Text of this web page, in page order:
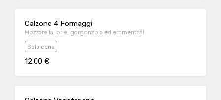
Calzone 4 Formaggi
Mozzarella, brie, gorgonzola ed emmenthal
Solo cena
12.00 €